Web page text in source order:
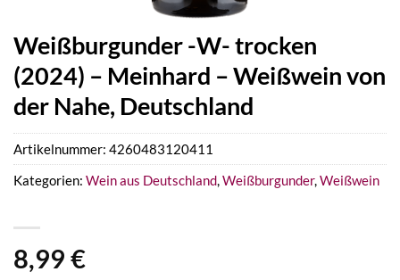
Weißburgunder -W- trocken
(2024) – Meinhard – Weißwein von
der Nahe, Deutschland
8,99 €
Artikelnummer: 4260483120411
Kategorien: Wein aus Deutschland,Weißburgunder,Weißwein